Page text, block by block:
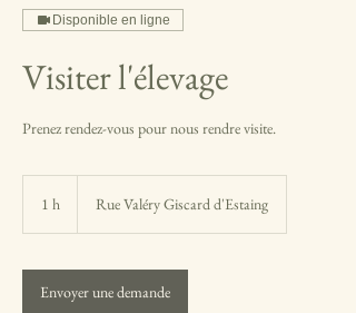
Disponible en ligne
Visiter l'élevage
Prenez rendez-vous pour nous rendre visite.
1 h Rue Valéry Giscard d'Estaing
Envoyer une demande